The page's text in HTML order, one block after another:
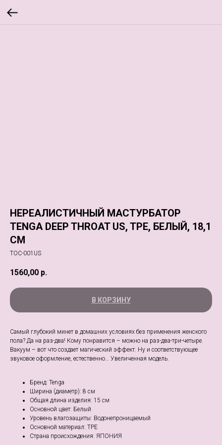
НЕРЕАЛИСТИЧНЫЙ МАСТУРБАТОР
TENGA DEEP THROAT US, TPE, БЕЛЫЙ, 18,1
СМ
TOC-001US
1560,00 р.
В КОРЗИНУ
Самый глубокий минет в домашних условиях без применения женского
пола? Да на раз-два! Кому понравится – можно на раз-два-три-четыре.
Вакуум – вот что создает магический эффект. Ну и соответствующее
звуковое оформление, естественно… Увеличенная модель.
Бренд: Tenga
Ширина (диаметр): 8 см
Общая длина изделия: 15 см
Основной цвет: Белый
Уровень влагозащиты: Водонепроницаемый
Основной материал: TPE
Страна происхождения: ЯПОНИЯ